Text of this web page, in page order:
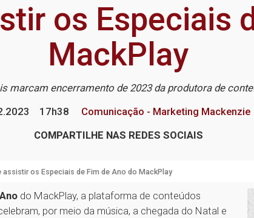
os Especiais
MackPlay
marcam encerramento de 2023 da produtora de
17h38
Comunicação - Marketing Mackenzie
COMPARTILHE NAS REDES SOCIAIS
assistir os Especiais de Fim de Ano do MackPlay
do MackPlay, a plataforma de conteúdos
por meio da música, a chegada do Natal e